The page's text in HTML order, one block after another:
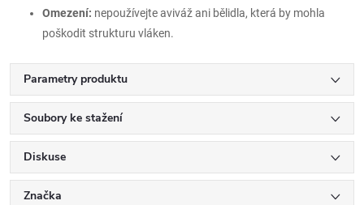
Omezení: nepoužívejte aviváž ani bělidla, která by mohla
poškodit strukturu vláken.
Parametry produktu
Soubory ke stažení
Diskuse
Značka